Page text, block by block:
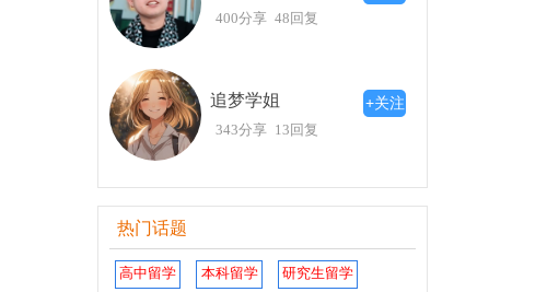
400分享 48回复
追梦学姐 +关注
343分享 13回复
热门话题
高中留学 本科留学 研究生留学